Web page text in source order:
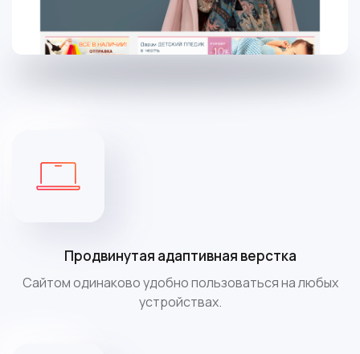
Продвинутая адаптивная верстка
Сайтом одинаково удобно пользоваться на любых
устройствах.